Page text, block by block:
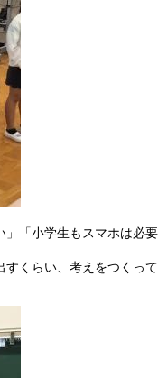
「小学生もスマホは必
くらい、考えをつくっ